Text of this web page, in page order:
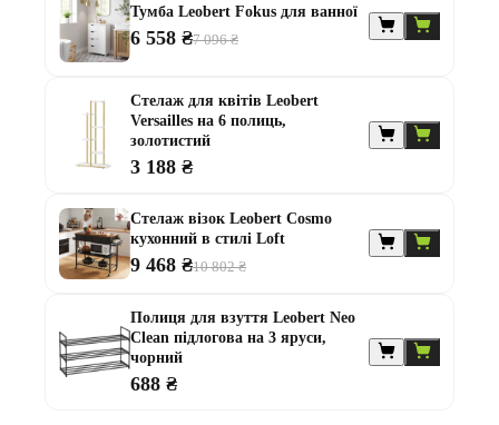
Комплекти садових меблів
Лавки садові
Надувні батути та водні гірки
Садові парасолі
Садові та балконні меблі
Стільці садові
Столи садові
Альтанки
Тумба Leobert Fokus для ванної
6 558 ₴7 096 ₴
Стелаж для квітів Leobert
Versailles на 6 полиць,
золотистий
3 188 ₴
Стелаж візок Leobert Cosmo
кухонний в стилі Loft
9 468 ₴10 802 ₴
Полиця для взуття Leobert Neo
Clean підлогова на 3 яруси,
чорний
688 ₴